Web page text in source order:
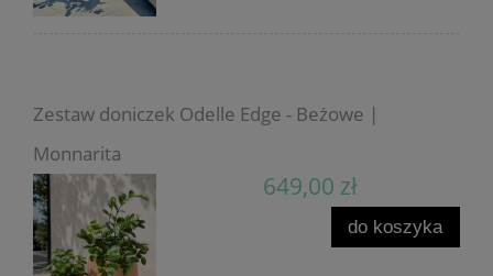
Zestaw doniczek Odelle Edge - Beżowe |
Monnarita
649,00 zł
do koszyka